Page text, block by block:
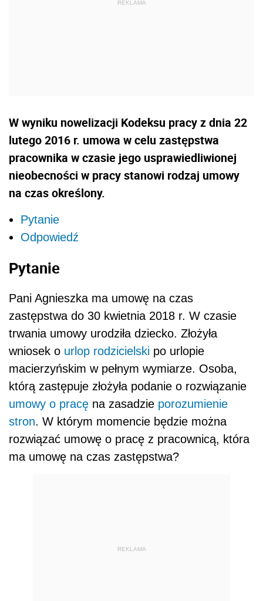
W wyniku nowelizacji Kodeksu pracy z dnia 22
lutego 2016 r. umowa w celu zastępstwa
pracownika w czasie jego usprawiedliwionej
nieobecności w pracy stanowi rodzaj umowy
na czas określony.
Pytanie
Odpowiedź
Pytanie
Pani Agnieszka ma umowę na czas
zastępstwa do 30 kwietnia 2018 r. W czasie
trwania umowy urodziła dziecko. Złożyła
wniosek o urlop rodzicielski po urlopie
macierzyńskim w pełnym wymiarze. Osoba,
którą zastępuje złożyła podanie o rozwiązanie
umowy o pracę na zasadzie porozumienie
stron. W którym momencie będzie można
rozwiązać umowę o pracę z pracownicą, która
ma umowę na czas zastępstwa?
REKLAMA